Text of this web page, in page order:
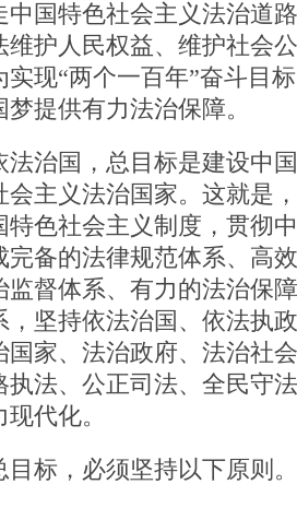
中国特色社会主义法治道
维护人民权益、维护社会
实现“两个一百年”奋斗目
提供有力法治保障。
国，总目标是建设中国
会主义法治国家。这就是
特色社会主义制度，贯彻
完备的法律规范体系、高
监督体系、有力的法治保
，坚持依法治国、依法执
国家、法治政府、法治社
执法、公正司法、全民守
代化。
标，必须坚持以下原则。